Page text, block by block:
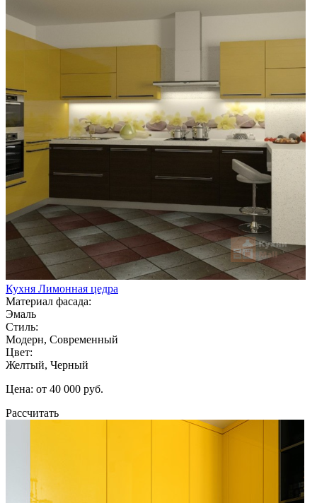
Кухня Лимонная цедра
Материал фасада:
Эмаль
Стиль:
Модерн, Современный
Цвет:
Желтый, Черный
Цена: от 40 000 руб.
Рассчитать